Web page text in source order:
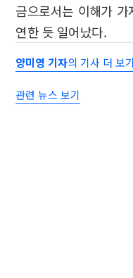
금으로서는 이해가
연한 듯 일어났다.
양미영 기자의 기사 더 보기
관련 뉴스 보기